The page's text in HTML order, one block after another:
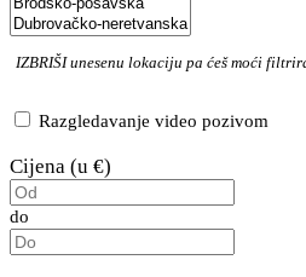
IZBRIŠIunesenu lokaciju pa ćeš moći
Razgledavanje video pozivom
Cijena (u €)
do